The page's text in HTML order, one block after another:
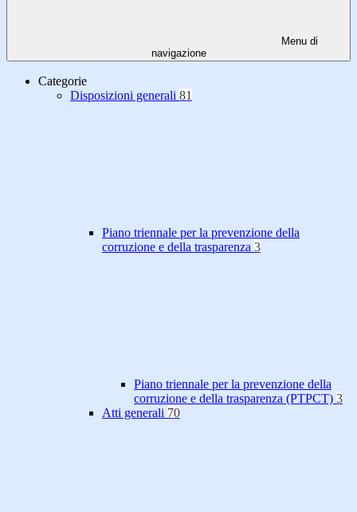
Menu di
navigazione
Categorie
Disposizioni generali 81
Piano triennale per la prevenzione della
corruzione e della trasparenza 3
Piano triennale per la prevenzione della
corruzione e della trasparenza (PTPCT) 3
Atti generali 70